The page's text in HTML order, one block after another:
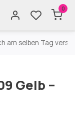
0
am selben Tag
Gelb –